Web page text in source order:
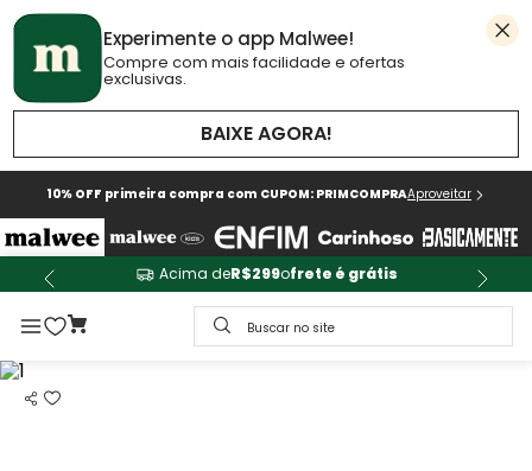
Experimente o app Malwee!
Compre com mais facilidade e ofertas
exclusivas.
BAIXE AGORA!
10% OFF primeira compra com CUPOM: PRIMCOMPRAAproveitar
Acima deR$299ofrete é grátis
Buscar no site